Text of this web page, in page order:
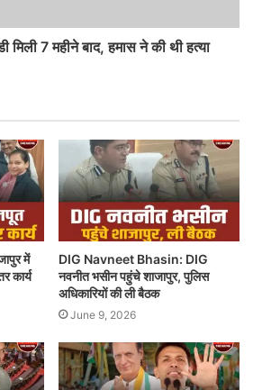
मिली 7 महीने बाद, हमास ने की थी हत्या
में
कार्य
DIG Navneet Bhasin: DIG
नवनीत भसीन पहुंचे शाजापुर, पुलिस
अधिकारियों की ली बैठक
June 9, 2026